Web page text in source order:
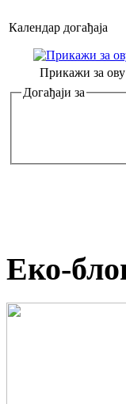
Календар догађаја
Прикажи за
Догађаји за
Еко-